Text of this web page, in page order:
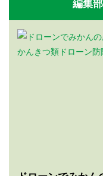
編集